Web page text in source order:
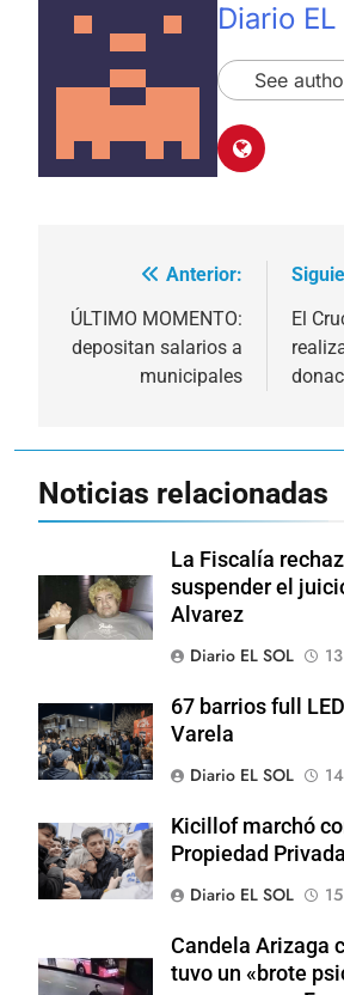
Diario EL
See
Navegación
de
entradas
Anterior:
ÚLTIMO MOMENTO:
depositan salarios a
municipales
El
Noticias relacionadas
La Fiscalía
suspender el
Alvarez
Diario EL SOL
67 barrios full
Varela
Diario EL SOL
Kicillof marchó
Propiedad
Diario EL SOL
Candela Arizaga
tuvo un «brote